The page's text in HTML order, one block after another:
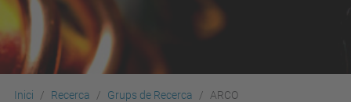
Inici Recerca Grups de Recerca ARCO